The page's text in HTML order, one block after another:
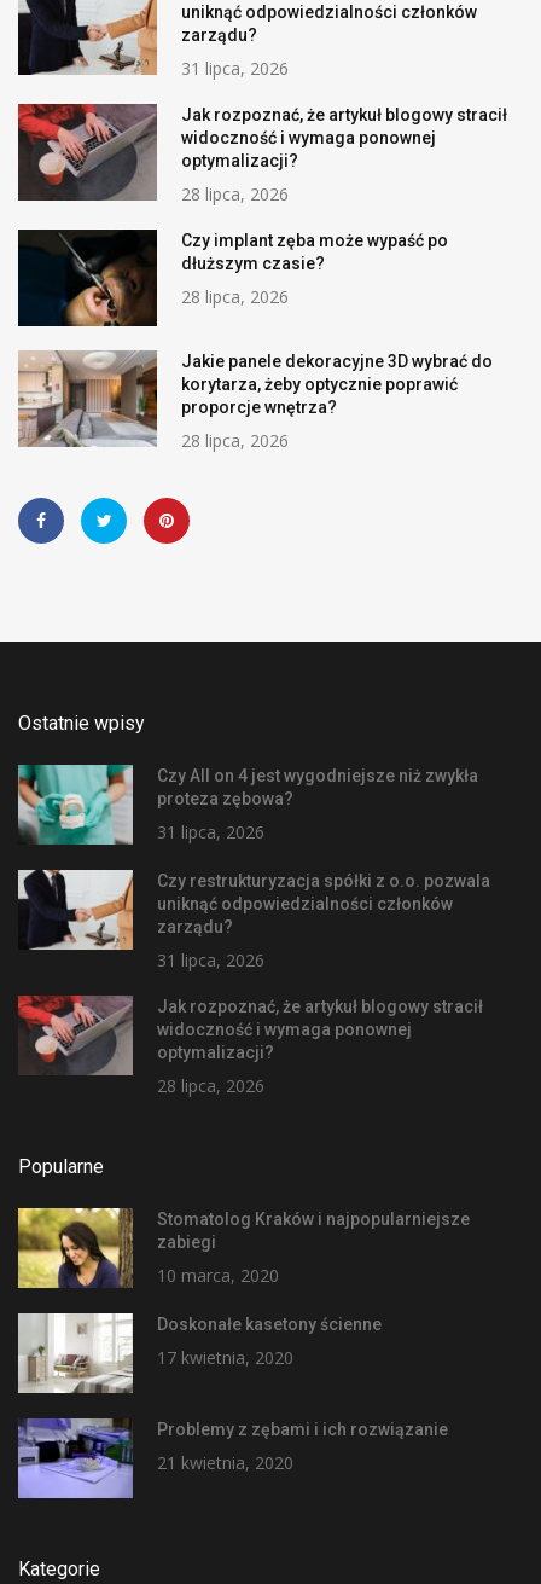
uniknąć odpowiedzialności członków
zarządu?
31 lipca, 2026
Jak rozpoznać, że artykuł blogowy stracił
widoczność i wymaga ponownej
optymalizacji?
28 lipca, 2026
Czy implant zęba może wypaść po
dłuższym czasie?
28 lipca, 2026
Jakie panele dekoracyjne 3D wybrać do
korytarza, żeby optycznie poprawić
proporcje wnętrza?
28 lipca, 2026
Ostatnie wpisy
Czy All on 4 jest wygodniejsze niż zwykła
proteza zębowa?
31 lipca, 2026
Czy restrukturyzacja spółki z o.o. pozwala
uniknąć odpowiedzialności członków
zarządu?
31 lipca, 2026
Jak rozpoznać, że artykuł blogowy stracił
widoczność i wymaga ponownej
optymalizacji?
28 lipca, 2026
Popularne
Stomatolog Kraków i najpopularniejsze
zabiegi
10 marca, 2020
Doskonałe kasetony ścienne
17 kwietnia, 2020
Problemy z zębami i ich rozwiązanie
21 kwietnia, 2020
Kategorie